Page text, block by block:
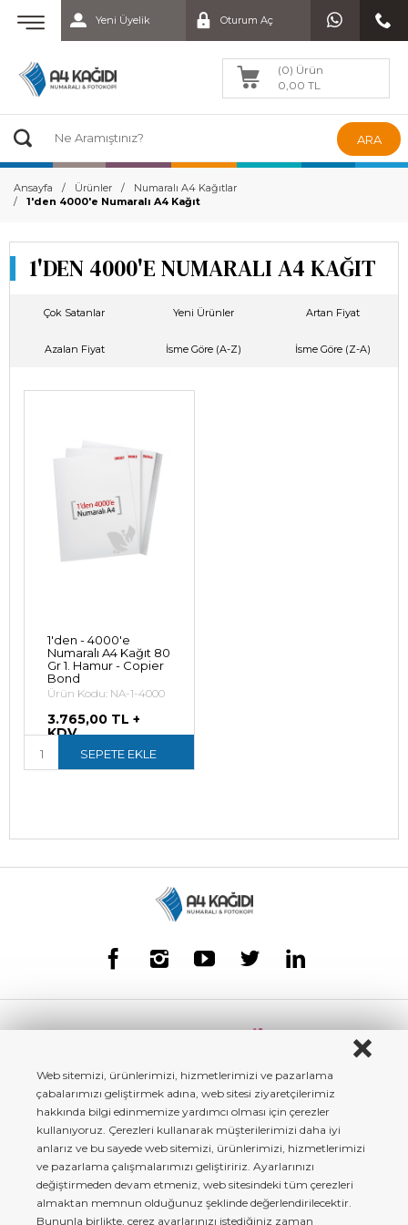
Yeni Üyelik Oturum Aç
(0) Ürün
0,00 TL
ARA
Ansayfa Ürünler
Numaralı A4 Kağıtlar
1'den 4000'e Numaralı A4 Kağıt
1'DEN 4000'E NUMARALI A4 KAĞIT
Çok Satanlar Yeni Ürünler Artan Fiyat
Azalan Fiyat İsme Göre (A-Z) İsme Göre (Z-A)
1'den - 4000'e
Numaralı A4 Kağıt 80
Gr 1. Hamur - Copier
Bond
Ürün Kodu: NA-1-4000
3.765,00 TL +
KDV
4.518,00 TL (KDV
Dahil)
SEPETE EKLE
Web sitemizi, ürünlerimizi, hizmetlerimizi ve pazarlama
çabalarımızı geliştirmek adına, web sitesi ziyaretçilerimiz
hakkında bilgi edinmemize yardımcı olması için çerezler
kullanıyoruz. Çerezleri kullanarak müşterilerimizi daha iyi
anlarız ve bu sayede web sitemizi, ürünlerimizi, hizmetlerimizi
ve pazarlama çalışmalarımızı geliştiririz. Ayarlarınızı
değiştirmeden devam etmeniz, web sitesindeki tüm çerezleri
almaktan memnun olduğunuz şeklinde değerlendirilecektir.
Bununla birlikte, çerez ayarlarınızı istediğiniz zaman